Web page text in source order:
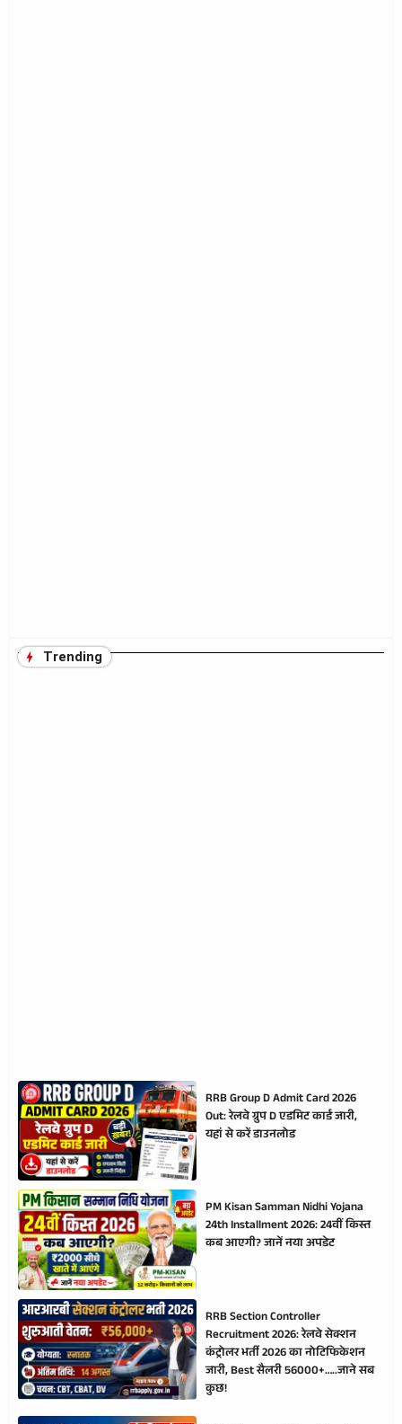
Trending
RRB Group D Admit Card 2026
Out: रेलवे ग्रुप D एडमिट कार्ड जारी,
यहां से करें डाउनलोड
PM Kisan Samman Nidhi Yojana
24th Installment 2026: 24वीं किस्त
कब आएगी? जानें नया अपडेट
RRB Section Controller
Recruitment 2026: रेलवे सेक्शन
कंट्रोलर भर्ती 2026 का नोटिफिकेशन
जारी, Best सैलरी 56000+…..जाने सब
कुछ!